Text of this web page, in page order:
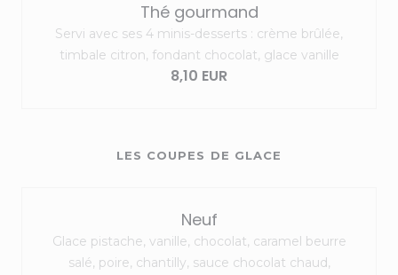
Thé gourmand
Servi avec ses 4 minis-desserts : crème brûlée,
timbale citron, fondant chocolat, glace vanille
8,10 EUR
LES COUPES DE GLACE
Neuf
Glace pistache, vanille, chocolat, caramel beurre
salé, poire, chantilly, sauce chocolat chaud,